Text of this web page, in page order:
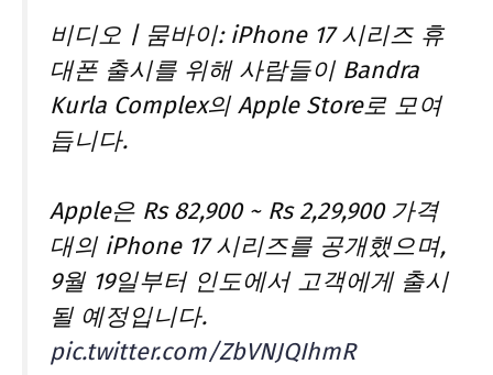
비디오 | 뭄바이: iPhone 17 시리즈 휴
대폰 출시를 위해 사람들이 Bandra
Kurla Complex의 Apple Store로 모여
듭니다.
Apple은 Rs 82,900 ~ Rs 2,29,900 가격
대의 iPhone 17 시리즈를 공개했으며,
9월 19일부터 인도에서 고객에게 출시
될 예정입니다.
pic.twitter.com/ZbVNJQIhmR